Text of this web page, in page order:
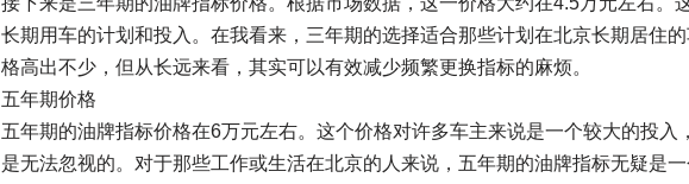
长期用车的计划和投入。在我看来，三年期的选择适合那些计划在北京长期居住
格高出不少，但从长远来看，其实可以有效减少频繁更换指标的麻烦。
五年期价格
五年期的油牌指标价格在6万元左右。这个价格对许多车主来说是一个较大的投入
是无法忽视的。对于那些工作或生活在北京的人来说，五年期的油牌指标无疑是